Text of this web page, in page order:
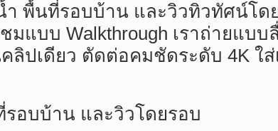
ำ พื้นที่รอบบ้าน และวิวทิวทัศน์โด
แบบ Walkthrough เราถ่ายแบบ
ปเดียว ตัดต่อคมชัดระดับ 4K ใส่
รอบบ้าน และวิวโดยรอบ